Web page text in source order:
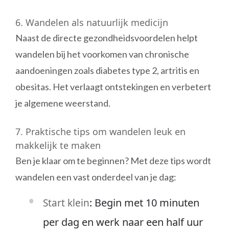
6. Wandelen als natuurlijk medicijn
Naast de directe gezondheidsvoordelen helpt
wandelen bij het voorkomen van chronische
aandoeningen zoals diabetes type 2, artritis en
obesitas. Het verlaagt ontstekingen en verbetert
je algemene weerstand.
7. Praktische tips om wandelen leuk en
makkelijk te maken
Ben je klaar om te beginnen? Met deze tips wordt
wandelen een vast onderdeel van je dag:
Start klein: Begin met 10 minuten
per dag en werk naar een half uur